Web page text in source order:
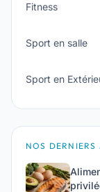
Fitness
Sport en salle
Sport en
NOS DERNIERS